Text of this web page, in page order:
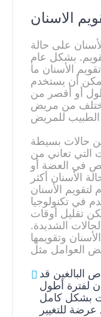
على حالة
بشكل عام
الأسنان ما
يمكن أن يستخدم
أو أقصر من
مختلف من مريض
حالات بسيطة
التي تعاني من
في العضة أو
الأسنان أكثر
لتقويم الأسنان
في تكنولوجيا
تقليل أوقات
الشديدة.
وتقويمها
البالغين قد
لفترة أطول
بشكل كامل